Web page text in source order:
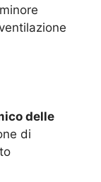
delle
di